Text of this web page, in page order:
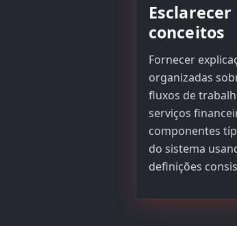
Esclarecer
conceitos
Fornecer
organizadas
fluxos de
serviços
componentes
do sistema
definições